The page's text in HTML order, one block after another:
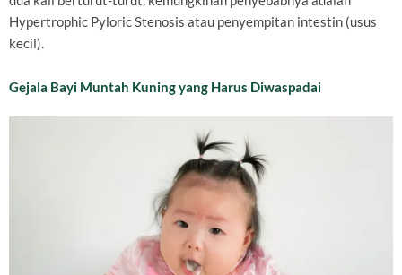
Hypertrophic Pyloric Stenosis atau penyempitan intestin (usus
kecil).
Gejala Bayi Muntah Kuning yang Harus Diwaspadai